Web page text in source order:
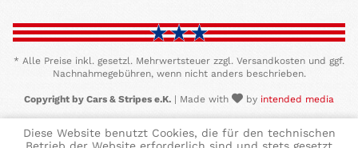
* Alle Preise inkl. gesetzl. Mehrwertsteuer zzgl. Versandkosten und ggf.
Nachnahmegebühren, wenn nicht anders beschrieben.
Copyright by Cars & Stripes e.K. | Made with by intended media
Diese Website benutzt Cookies, die für den technischen